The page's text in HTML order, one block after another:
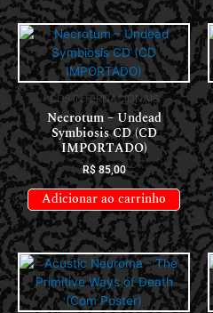
CDS INTERNACIONAIS
Necrotum – Undead
Symbiosis CD (CD
IMPORTADO)
R$85,00
Adicionar ao carrinho